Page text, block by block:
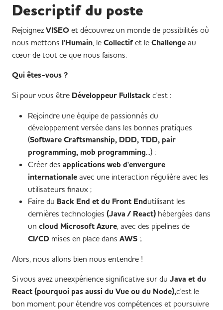
Descriptif du poste
RejoignezVISEO et découvrez un monde de possibilités où
nous mettons l'Humain, le Collectifet le Challenge au
cœur de tout ce que nous faisons.
Qui êtes-vous ?
Si pour vous être Développeur Fullstack c'est :
Rejoindre une équipe de passionnés du
développement versée dans les bonnes pratiques
(Software Craftsmanship, DDD, TDD, pair
programming, mob programming...) ;
Créer des applications web d'envergure
internationale avec une interaction régulière avec les
utilisateurs finaux ;
Faire du Back End et du Front Endutilisant les
dernières technologies (Java / React) hébergées dans
un cloud Microsoft Azure, avec des pipelines de
CI/CD mises en place dans AWS ;.
Alors, nous allons bien nous entendre !
Si vous avez uneexpérience significative sur du Java et du
React (pourquoi pas aussi du Vue ou du Node),c'est le
bon moment pour étendre vos compétences et poursuivre